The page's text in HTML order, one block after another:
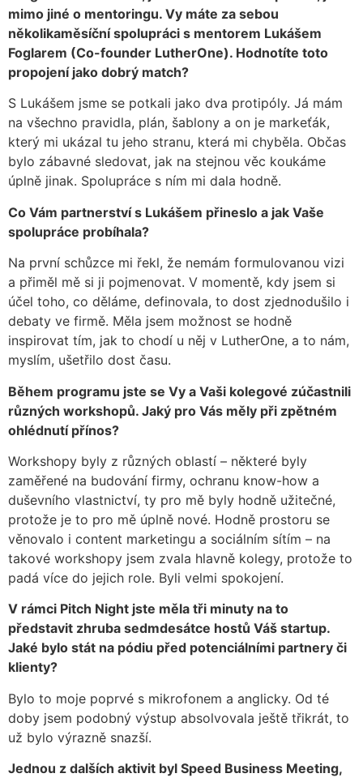
mimo jiné o mentoringu. Vy máte za sebou
několikaměsíční spolupráci s mentorem Lukášem
Foglarem (Co-founder LutherOne). Hodnotíte toto
propojení jako dobrý match?
S Lukášem jsme se potkali jako dva protipóly. Já mám
na všechno pravidla, plán, šablony a on je markeťák,
který mi ukázal tu jeho stranu, která mi chyběla. Občas
bylo zábavné sledovat, jak na stejnou věc koukáme
úplně jinak. Spolupráce s ním mi dala hodně.
Co Vám partnerství s Lukášem přineslo a jak Vaše
spolupráce probíhala?
Na první schůzce mi řekl, že nemám formulovanou vizi
a přiměl mě si ji pojmenovat. V momentě, kdy jsem si
účel toho, co děláme, definovala, to dost zjednodušilo i
debaty ve firmě. Měla jsem možnost se hodně
inspirovat tím, jak to chodí u něj v LutherOne, a to nám,
myslím, ušetřilo dost času.
Během programu jste se Vy a Vaši kolegové zúčastnili
různých workshopů. Jaký pro Vás měly při zpětném
ohlédnutí přínos?
Workshopy byly z různých oblastí – některé byly
zaměřené na budování firmy, ochranu know-how a
duševního vlastnictví, ty pro mě byly hodně užitečné,
protože je to pro mě úplně nové. Hodně prostoru se
věnovalo i content marketingu a sociálním sítím – na
takové workshopy jsem zvala hlavně kolegy, protože to
padá více do jejich role. Byli velmi spokojení.
V rámci Pitch Night jste měla tři minuty na to
představit zhruba sedmdesátce hostů Váš startup.
Jaké bylo stát na pódiu před potenciálními partnery či
klienty?
Bylo to moje poprvé s mikrofonem a anglicky. Od té
doby jsem podobný výstup absolvovala ještě třikrát, to
už bylo výrazně snazší.
Jednou z dalších aktivit byl Speed Business Meeting,